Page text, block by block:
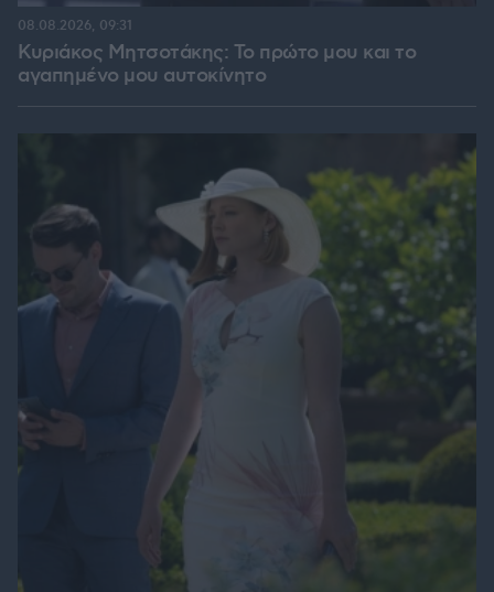
Κυριάκος Μητσοτάκης: Το πρώτο μου και το
αγαπημένο μου αυτοκίνητο
08.08.2026, 09:31